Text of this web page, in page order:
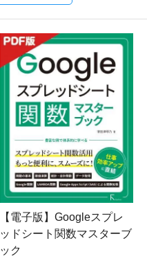
【電子版】Googleスプレ
ッドシート関数マスターブ
ック